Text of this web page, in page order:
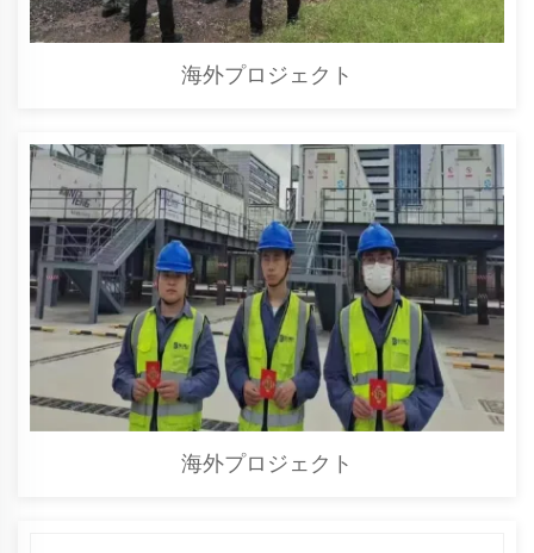
海外プロジェクト
海外プロジェクト